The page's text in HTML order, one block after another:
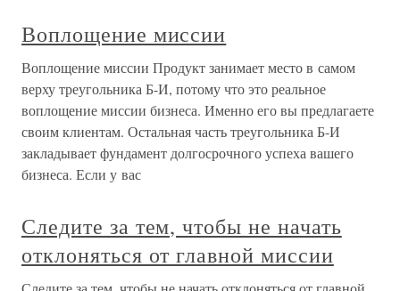
Воплощение миссии
Воплощение миссии Продукт занимает место в самом
верху треугольника Б-И, потому что это реальное
воплощение миссии бизнеса. Именно его вы предлагаете
своим клиентам. Остальная часть треугольника Б-И
закладывает фундамент долгосрочного успеха вашего
бизнеса. Если у вас
Следите за тем, чтобы не начать
отклоняться от главной миссии